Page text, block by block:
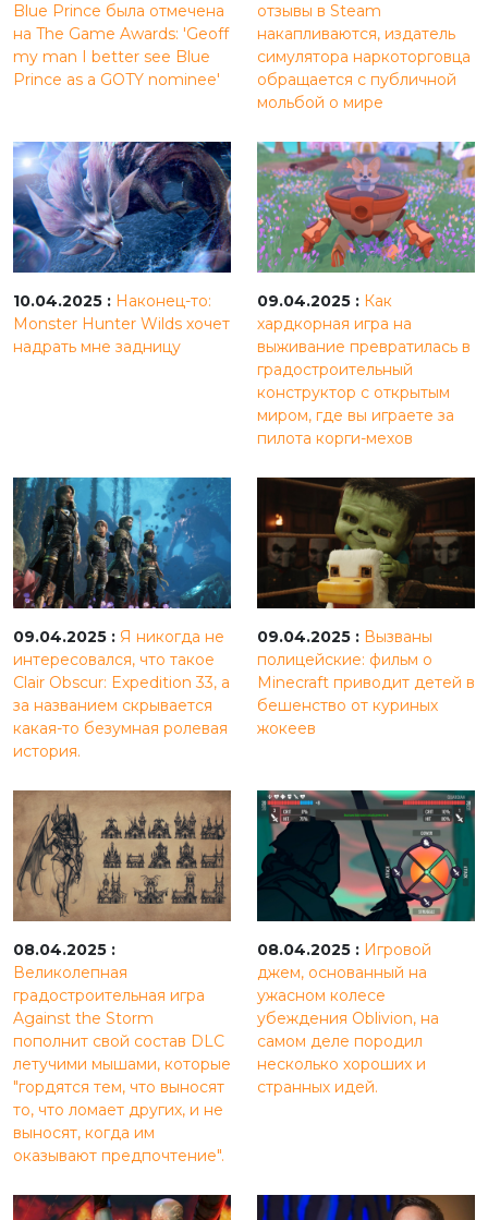
Blue Prince была отмечена
на The Game Awards: 'Geoff
my man I better see Blue
Prince as a GOTY nominee'
отзывы в Steam
накапливаются, издатель
симулятора наркоторговца
обращается с публичной
мольбой о мире
10.04.2025 : Наконец-то:
Monster Hunter Wilds хочет
надрать мне задницу
09.04.2025 : Как
хардкорная игра на
выживание превратилась в
градостроительный
конструктор с открытым
миром, где вы играете за
пилота корги-мехов
09.04.2025 : Я никогда не
интересовался, что такое
Clair Obscur: Expedition 33, а
за названием скрывается
какая-то безумная ролевая
история.
09.04.2025 : Вызваны
полицейские: фильм о
Minecraft приводит детей в
бешенство от куриных
жокеев
08.04.2025 :
Великолепная
градостроительная игра
Against the Storm
пополнит свой состав DLC
летучими мышами, которые
"гордятся тем, что выносят
то, что ломает других, и не
выносят, когда им
оказывают предпочтение".
08.04.2025 : Игровой
джем, основанный на
ужасном колесе
убеждения Oblivion, на
самом деле породил
несколько хороших и
странных идей.